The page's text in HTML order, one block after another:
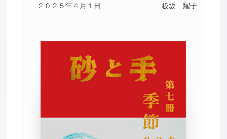
２０２５年４月１日 板坂 耀子